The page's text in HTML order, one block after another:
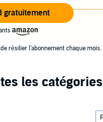
gratuitement
résilier l'abonnement chaque mois.
les catégories